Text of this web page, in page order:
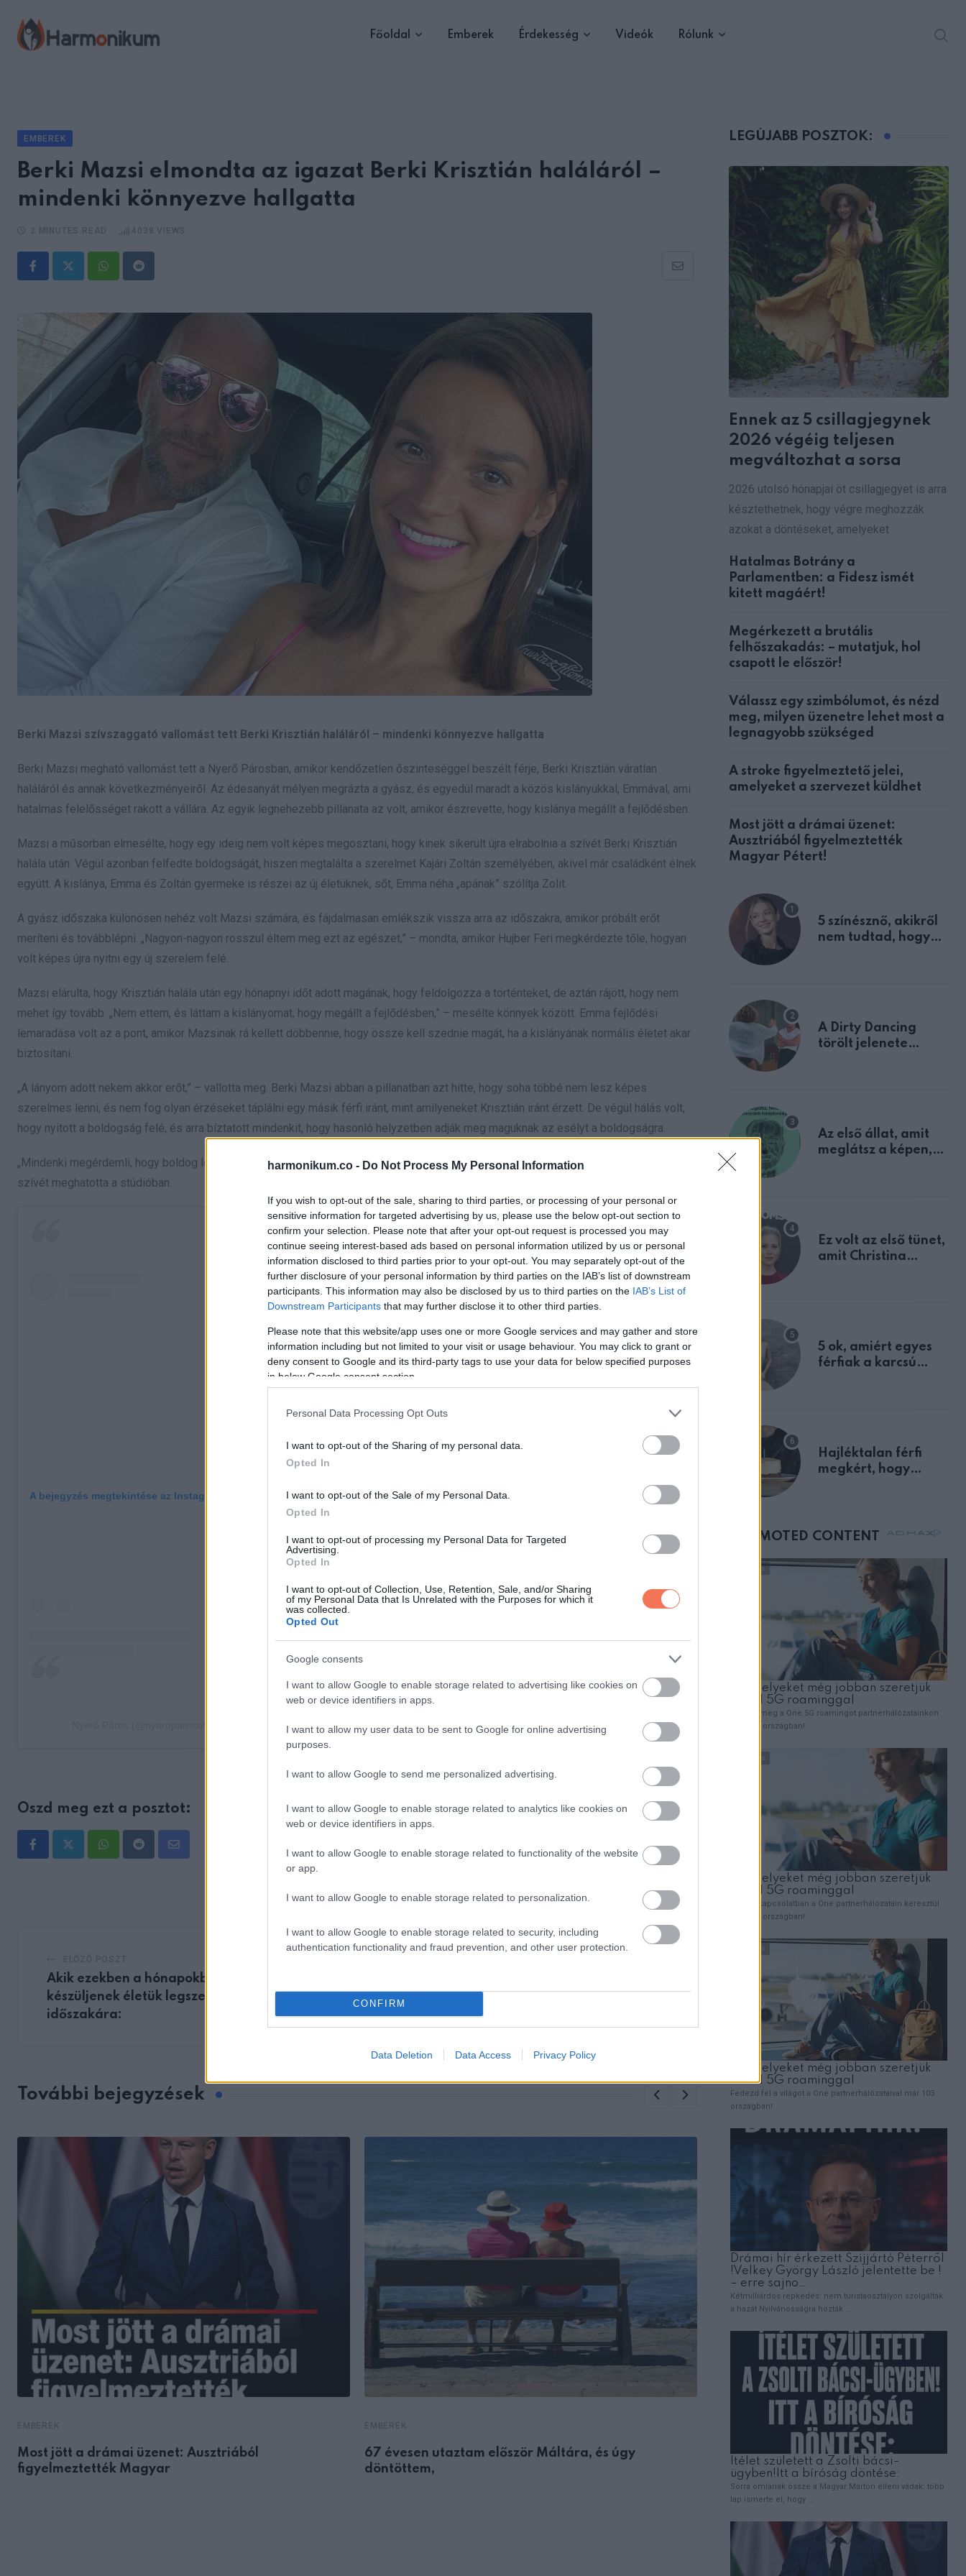
harmonikum.co - Do Not Process My Personal Information
If you wish to opt-out of the sale, sharing to third parties, or processing of your personal or
sensitive information for targeted advertising by us, please use the below opt-out section to
confirm your selection. Please note that after your opt-out request is processed you may
continue seeing interest-based ads based on personal information utilized by us or personal
information disclosed to third parties prior to your opt-out. You may separately opt-out of the
further disclosure of your personal information by third parties on the IAB’s list of downstream
participants. This information may also be disclosed by us to third parties on the IAB’s List of
Downstream Participants that may further disclose it to other third parties.
Please note that this website/app uses one or more Google services and may gather and store
information including but not limited to your visit or usage behaviour. You may click to grant or
deny consent to Google and its third-party tags to use your data for below specified purposes
in below Google consent section.
Personal Data Processing Opt Outs
I want to opt-out of the Sharing of my personal data.
Opted In
I want to opt-out of the Sale of my Personal Data.
Opted In
I want to opt-out of processing my Personal Data for Targeted
Advertising.
Opted In
I want to opt-out of Collection, Use, Retention, Sale, and/or Sharing
of my Personal Data that Is Unrelated with the Purposes for which it
was collected.
Opted Out
Google consents
I want to allow Google to enable storage related to advertising like cookies on
web or device identifiers in apps.
I want to allow my user data to be sent to Google for online advertising
purposes.
I want to allow Google to send me personalized advertising.
I want to allow Google to enable storage related to analytics like cookies on
web or device identifiers in apps.
I want to allow Google to enable storage related to functionality of the website
or app.
I want to allow Google to enable storage related to personalization.
I want to allow Google to enable storage related to security, including
authentication functionality and fraud prevention, and other user protection.
CONFIRM
Data Deletion Data Access Privacy Policy
content
Főoldal Emberek Érdekesség Videók Rólunk
EMBEREK
Berki Mazsi elmondta az igazat Berki Krisztián haláláról –
mindenki könnyezve hallgatta
WhatsappReddit
Share
Berki Mazsi szívszaggató vallomást tett Berki Krisztián haláláról – mindenki könnyezve hallgatta
Berki Mazsi megható vallomást tett a Nyerő Párosban, amikor kendőzetlen őszinteséggel beszélt férje, Berki Krisztián váratlan
haláláról és annak következményeiről. Az édesanyát mélyen megrázta a gyász, és egyedül maradt a közös kislányukkal, Emmával, ami
hatalmas felelősséget rakott a vállára. Az egyik legnehezebb pillanata az volt, amikor észrevette, hogy kislánya megállt a fejlődésben.
Mazsi a műsorban elmesélte, hogy egy ideig nem volt képes megosztani, hogy kinek sikerült újra elrabolnia a szívét Berki Krisztián
halála után. Végül azonban felfedte boldogságát, hiszen megtalálta a szerelmet Kajári Zoltán személyében, akivel már családként élnek
együtt. A kislánya, Emma és Zoltán gyermeke is részei az új életüknek, sőt, Emma néha „apának” szólítja Zolit.
A gyász időszaka különösen nehéz volt Mazsi számára, és fájdalmasan emlékszik vissza arra az időszakra, amikor próbált erőt
meríteni és továbblépni. „Nagyon-nagyon rosszul éltem meg ezt az egészet,” – mondta, amikor Hujber Feri megkérdezte tőle, hogyan
volt képes újra nyitni egy új szerelem felé.
Mazsi elárulta, hogy Krisztián halála után egy hónapnyi időt adott magának, hogy feldolgozza a történteket, de aztán rájött, hogy nem
mehet így tovább. „Nem ettem, és láttam a kislányomat, hogy megállt a fejlődésben,” – mesélte könnyek között. Emma fejlődési
lemaradása volt az a pont, amikor Mazsinak rá kellett döbbennie, hogy össze kell szednie magát, ha a kislányának normális életet akar
biztosítani.
„A lányom adott nekem akkor erőt,” – vallotta meg. Berki Mazsi abban a pillanatban azt hitte, hogy soha többé nem lesz képes
szerelmes lenni, és nem fog olyan érzéseket táplálni egy másik férfi iránt, mint amilyeneket Krisztián iránt érzett. De végül hálás volt,
hogy nyitott a boldogság felé, és arra bíztatott mindenkit, hogy hasonló helyzetben adják meg maguknak az esélyt a boldogságra.
„Mindenki megérdemli, hogy boldog legyen, és boldogan élhesse le az életét,” – zárta le érzelmes vallomását, amellyel mindenki
szívét meghatotta a stúdióban.
A bejegyzés megtekintése az Instagramon
Nyerő Páros (@nyeroparosofficial) által megosztott bejegyzés
Oszd meg ezt a posztot:
WhatsappRedditShare
Akik ezekben a hónapokban születtek,
készüljenek életük legszerencsésebb
időszakára:
További bejegyzések
Most jött a drámai üzenet: Ausztriából
figyelmeztették Magyar
67 évesen utaztam először Máltára, és úgy
döntöttem,
Elvittem a halálos beteg kislányomat az
hogy
LEGÚJABB POSZTOK:
Ennek az 5 csillagjegynek
2026 végéig teljesen
megváltozhat a sorsa
2026 utolsó hónapjai öt csillagjegyet is arra
késztethetnek, hogy végre meghozzák
azokat a döntéseket, amelyeket
Hatalmas Botrány a
Parlamentben: a Fidesz ismét
kitett magáért!
Megérkezett a brutális
felhőszakadás: – mutatjuk, hol
csapott le először!
Válassz egy szimbólumot, és nézd
meg, milyen üzenetre lehet most a
legnagyobb szükséged
A stroke figyelmeztető jelei,
amelyeket a szervezet küldhet
Most jött a drámai üzenet:
Ausztriából figyelmeztették
Magyar Pétert!
5 színésznő, akikről
nem tudtad, hogy
A Dirty Dancing
törölt jelenete
Az első állat, amit
meglátsz a képen,
Ez volt az első tünet,
amit Christina
5 ok, amiért egyes
férfiak a karcsú
Hajléktalan férfi
megkért, hogy
mellettem ült az első